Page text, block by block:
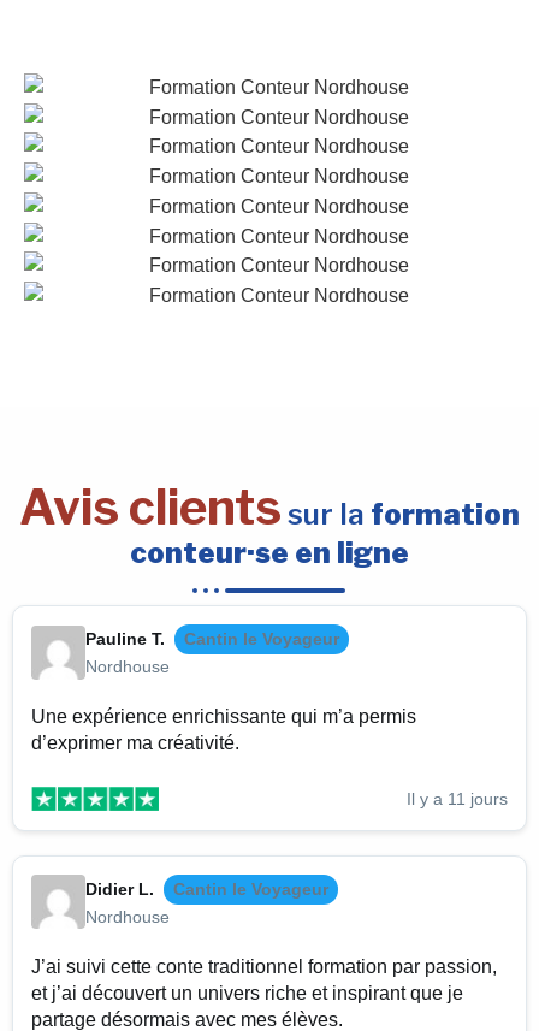
Avis clients sur la formation
conteur·se en ligne
Pauline T.
Cantin le Voyageur
Nordhouse
Une expérience enrichissante qui m’a permis
d’exprimer ma créativité.
Il y a 11 jours
Didier L.
Cantin le Voyageur
Nordhouse
J’ai suivi cette conte traditionnel formation par passion,
et j’ai découvert un univers riche et inspirant que je
partage désormais avec mes élèves.